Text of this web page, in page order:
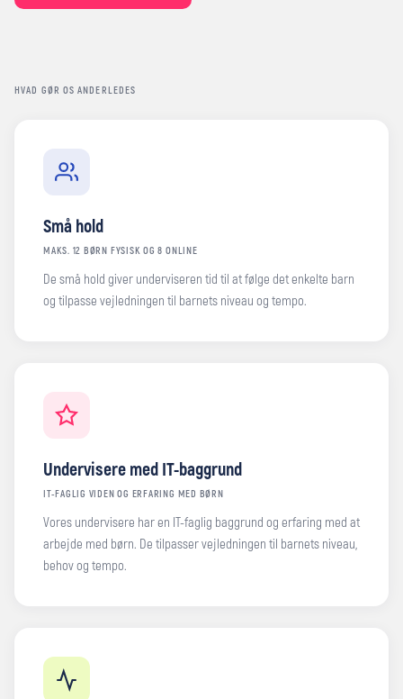
HVAD GØR OS ANDERLEDES
Små hold
MAKS. 12 BØRN FYSISK OG 8 ONLINE
De små hold giver underviseren tid til at følge det enkelte barn
og tilpasse vejledningen til barnets niveau og tempo.
Undervisere med IT-baggrund
IT-FAGLIG VIDEN OG ERFARING MED BØRN
Vores undervisere har en IT-faglig baggrund og erfaring med at
arbejde med børn. De tilpasser vejledningen til barnets niveau,
behov og tempo.